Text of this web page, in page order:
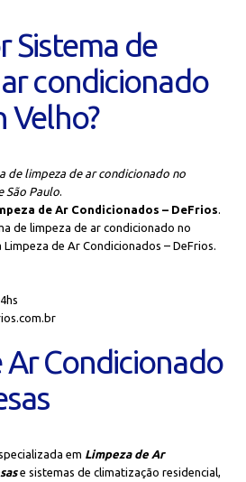
Sistema de
condicionado
Velho?
de limpeza de ar condicionado no
São Paulo.
de Ar Condicionados – DeFrios.
de limpeza de ar condicionado no
de Ar Condicionados – DeFrios.
Ar Condicionado
em Limpeza de Ar
e sistemas de climatização residencial,